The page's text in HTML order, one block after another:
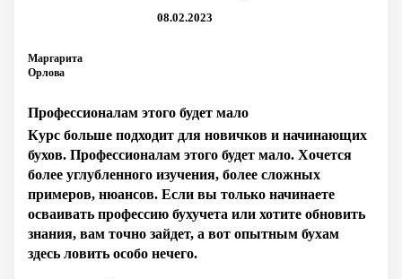
Маргарита
Орлова
08.02.2023
Профессионалам этого будет мало
Курс больше подходит для новичков и начинающих
бухов. Профессионалам этого будет мало. Хочется
более углубленного изучения, более сложных
примеров, нюансов. Если вы только начинаете
осваивать профессию бухучета или хотите обновить
знания, вам точно зайдет, а вот опытным бухам
здесь ловить особо нечего.